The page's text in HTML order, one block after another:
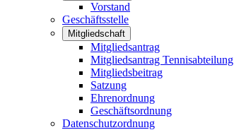
Vorstand
Geschäftsstelle
Mitgliedschaft
Mitgliedsantrag
Mitgliedsantrag Tennisabteilung
Mitgliedsbeitrag
Satzung
Ehrenordnung
Geschäftsordnung
Datenschutzordnung